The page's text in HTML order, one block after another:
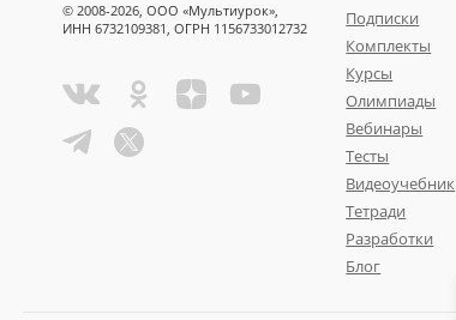
© 2008-2026, ООО «Мультиурок»,
ИНН 6732109381, ОГРН 1156733012732
Подписки
Комплекты
Курсы
Олимпиады
Вебинары
Тесты
Видеоучебник
Тетради
Разработки
Блог